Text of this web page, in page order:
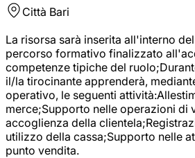
Città Bari
La risorsa sarà inserita all'interno
percorso formativo finalizzato
competenze tipiche del
il/la tirocinante apprenderà,
operativo, le seguenti
merce;Supporto nelle operazioni di
accoglienza della
utilizzo della cassa;Supporto nelle
punto vendita.